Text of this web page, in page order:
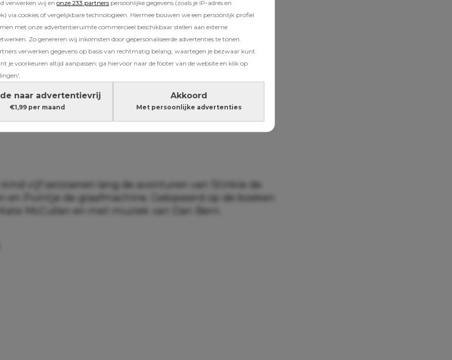
verwerken wij en onze 233 partners persoonlijke gegevens (zoals je IP-adres en
via cookies of vergelijkbare technologieën. Hiermee bouwen we een persoonlijk profiel
met onze advertentieruimte commercieel beschikbaar stellen aan externe
Zo genereren wij inkomsten door gepersonaliseerde advertenties te tonen.
verwerken gegevens op basis van rechtmatig belang, waartegen je bezwaar kunt
je voorkeuren altijd aanpassen; ga hiervoor naar de footer van de website en klik op
naar advertentievrij
€1,99 per maand
Akkoord
Met persoonlijke advertenties
kind vijf seizoenen lang de avonturen van Stinkie de
en Puintje de graafmachine. Gebaseerd op de boeken
McCullan en met muziek van Dan Bern.